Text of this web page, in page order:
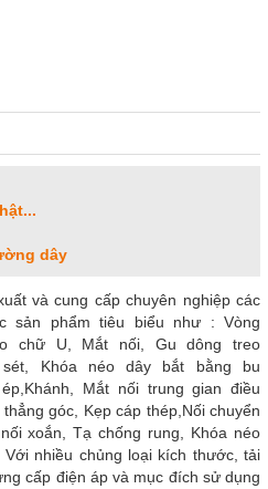
dây
và cung cấp chuyên nghiệp các
sản phẩm tiêu biểu như : Vòng
chữ U, Mắt nối, Gu dông treo
Khóa néo dây bắt bằng bu
Mắt nối trung gian điều
góc, Kẹp cáp thép,Nối chuyển
xoắn, Tạ chống rung, Khóa néo
nhiều chủng loại kích thước, tải
cấp điện áp và mục đích sử dụng